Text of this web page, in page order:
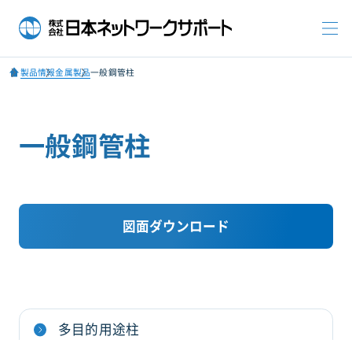
製品情報金属製品一般鋼管柱
一般鋼管柱
図面ダウンロード
多目的用途柱